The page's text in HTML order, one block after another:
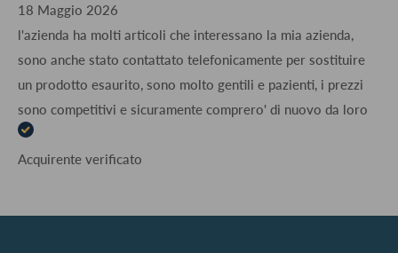
18 Maggio 2026
l'azienda ha molti articoli che interessano la mia azienda,
sono anche stato contattato telefonicamente per sostituire
un prodotto esaurito, sono molto gentili e pazienti, i prezzi
sono competitivi e sicuramente comprero' di nuovo da loro
Acquirente verificato